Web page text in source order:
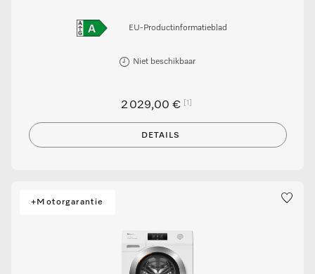
EU-Productinformatieblad
Niet beschikbaar
2 029,00 € [1]
DETAILS
+Motorgarantie